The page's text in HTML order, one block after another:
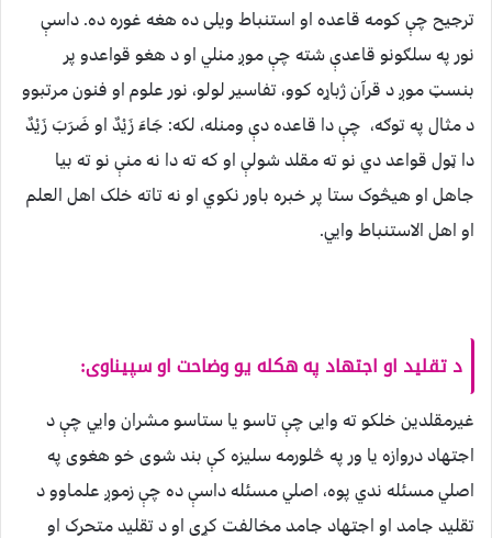
ترجیح چې کومه قاعده او استنباط ویلی ده هغه غوره ده. داسې
نور په سلګونو قاعدې شته چې موږ منلي او د هغو قواعدو پر
بنسټ موږ د قرآن ژباړه کوو، تفاسیر لولو، نور علوم او فنون مرتبوو
د مثال په توګه، چې دا قاعده دې ومنله، لکه: جَاءَ زَیْدٌ او ضَرَبَ زَیْدٌ
دا ټول قواعد دي نو ته مقلد شولې او که ته دا نه منې نو ته بیا
جاهل او هیڅوک ستا پر خبره باور نکوي او نه تاته خلک اهل العلم
او اهل الاستنباط وایي.
د تقلید او اجتهاد په هکله یو وضاحت او سپیناوی:
غیرمقلدین خلکو ته وایی چې تاسو یا ستاسو مشران وایي چې د
اجتهاد دروازه یا ور په څلورمه سلیزه کې بند شوی خو هغوی په
اصلي مسئله ندي پوه، اصلي مسئله داسې ده چې زموږ علماوو د
تقلید جامد او اجتهاد جامد مخالفت کړی او د تقلید متحرک او